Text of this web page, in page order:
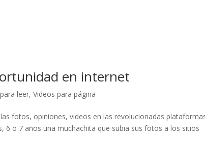
en internet
para leer,Videos para página
fotos, opiniones, videos en las revolucionadas
o 7 años una muchachita que subia sus fotos a los sitios